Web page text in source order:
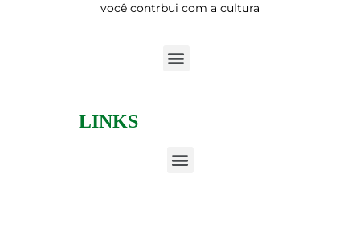
você contrbui com a cultura
LINKS